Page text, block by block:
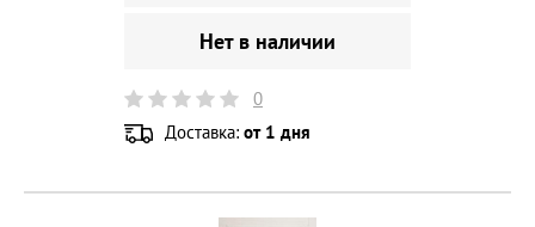
Нет в наличии
0
Доставка: от 1 дня